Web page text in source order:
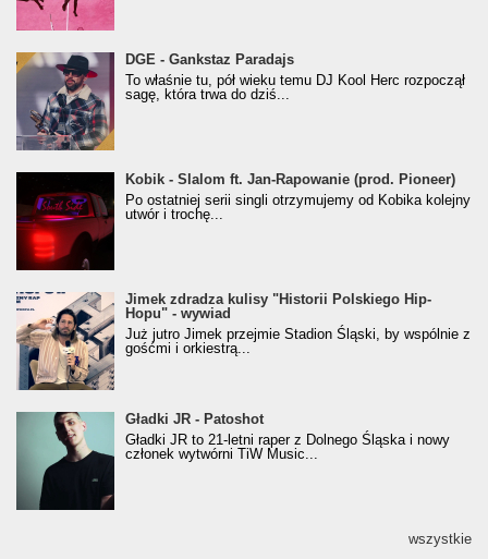
donGURALesko z nagrodą za
Klasyczny/Trueschoolowy Album Roku
(Popkillery 2023)
DGE - Gankstaz Paradajs
To właśnie tu, pół wieku temu DJ Kool Herc rozpoczął
sagę, która trwa do dziś...
Kobik - Slalom ft. Jan-Rapowanie (prod. Pioneer)
[Official Music Visualiser]
Kobik - Slalom ft. Jan-Rapowanie (prod. Pioneer)
Po ostatniej serii singli otrzymujemy od Kobika kolejny
utwór i trochę...
Jimek zdradza kulisy "Historii Polskiego Hip-
Hopu" - wywiad
Jimek zdradza kulisy "Historii Polskiego Hip-
Hopu" - wywiad
Już jutro Jimek przejmie Stadion Śląski, by wspólnie z
gośćmi i orkiestrą...
Gładki JR - Patoshot
Gładki JR - Patoshot
Gładki JR to 21-letni raper z Dolnego Śląska i nowy
członek wytwórni TiW Music...
wszystkie